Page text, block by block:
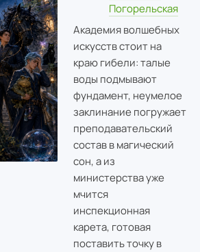
Погорельская
Академия волшебных
искусств стоит на
краю гибели: талые
воды подмывают
фундамент, неумелое
заклинание погружает
преподавательский
состав в магический
сон, а из
министерства уже
мчится
инспекционная
карета, готовая
поставить точку в